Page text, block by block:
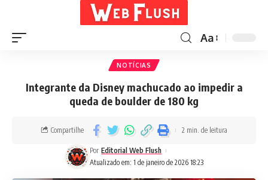
Aa
NOTÍCIAS
Integrante da Disney machucado ao impedir a
queda de boulder de 180 kg
Atualizado em: 1 de janeiro de 2026 18:23
Por Editorial Web Flush
Compartilhe 2 min. de leitura